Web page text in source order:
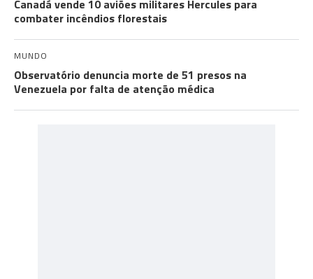
Canadá vende 10 aviões militares Hercules para
combater incêndios florestais
MUNDO
Observatório denuncia morte de 51 presos na
Venezuela por falta de atenção médica